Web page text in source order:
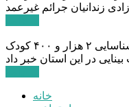
زندانیان جرائم غیرعمد
مدیر کل بهزیستی استان البرز از شناسایی ۲ هزار و ۴۰۰ کودک
خانه